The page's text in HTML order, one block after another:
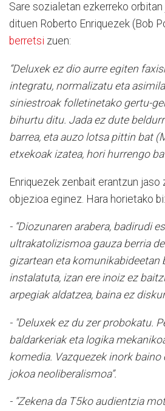
Sare sozialetan ezkerreko
dituen Roberto Enriquezek (Bob
berretsi zuen:
“Deluxek ez dio aurre egiten
integratu, normalizatu eta
siniestroak folletinetako gertu-
bihurtu ditu. Jada ez dute
barrea, eta auzo lotsa pittin bat
etxekoak izatea, hori hurrengo
Enriquezek zenbait erantzun jaso
objezioa eginez. Hara horietako bi:
- “Diozunaren arabera, badirudi
ultrakatolizismoa gauza berria
gizartean eta komunikabideetan
instalatuta, izan ere inoiz ez
arpegiak aldatzea, baina ez
- "Deluxek ez du zer probokatu.
baldarkeriak eta logika
komedia. Vazquezek inork
jokoa neoliberalismoa”.
- “Zekena da T5ko audientzia